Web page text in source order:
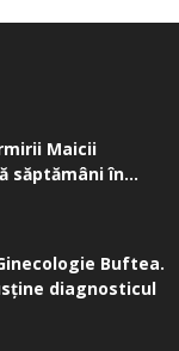
Maicii
săptămâni în...
Buftea.
diagnosticul